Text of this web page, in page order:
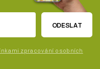
ODESLAT
zpracování osobních